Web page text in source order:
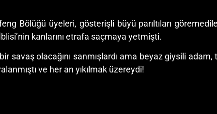
Bölüğü üyeleri, gösterişli büyü parıltıları
kanlarını etrafa saçmaya yetmişti.
savaş olacağını sanmışlardı ama beyaz giysili
ve her an yıkılmak üzereydi!